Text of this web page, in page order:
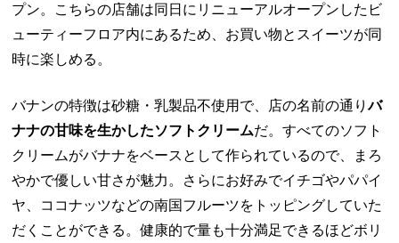
プン。こちらの店舗は同日にリニューアルオープンしたビ
ューティーフロア内にあるため、お買い物とスイーツが同
時に楽しめる。
バナンの特徴は砂糖・乳製品不使用で、店の名前の通りバ
ナナの甘味を生かしたソフトクリームだ。すべてのソフト
クリームがバナナをベースとして作られているので、まろ
やかで優しい甘さが魅力。さらにお好みでイチゴやパパイ
ヤ、ココナッツなどの南国フルーツをトッピングしていた
だくことができる。健康的で量も十分満足できるほどボリ